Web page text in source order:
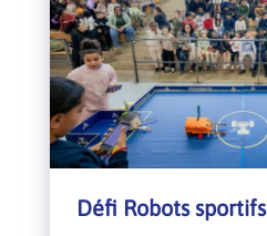
Défi Robots sportifs